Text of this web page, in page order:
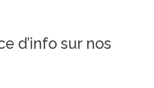
d’info sur nos